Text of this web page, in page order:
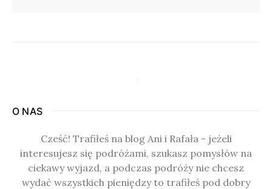
O NAS
Cześć! Trafiłeś na blog Ani i Rafała - jeżeli
interesujesz się podróżami, szukasz pomysłów na
ciekawy wyjazd, a podczas podróży nie chcesz
wydać wszystkich pieniędzy to trafiłeś pod dobry